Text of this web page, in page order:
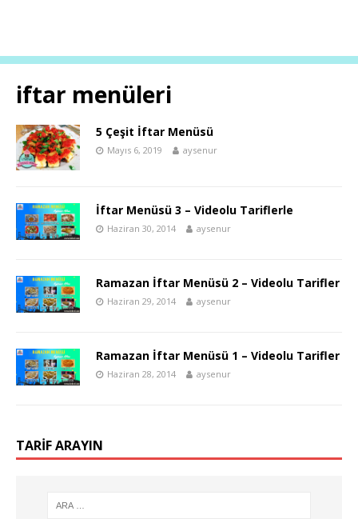
iftar menüleri
5 Çeşit İftar Menüsü
Mayıs 6, 2019 aysenur
İftar Menüsü 3 – Videolu Tariflerle
Haziran 30, 2014 aysenur
Ramazan İftar Menüsü 2 – Videolu Tarifler
Haziran 29, 2014 aysenur
Ramazan İftar Menüsü 1 – Videolu Tarifler
Haziran 28, 2014 aysenur
TARIF ARAYIN